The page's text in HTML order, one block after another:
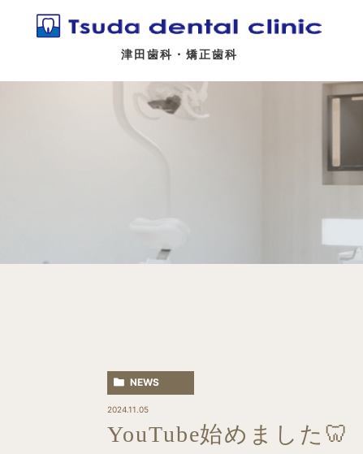
津田歯科・矯正歯科
NEWS
2024.11.05
YouTube始めました🦷